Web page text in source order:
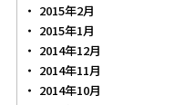
2015年2月
2015年1月
2014年12月
2014年11月
2014年10月